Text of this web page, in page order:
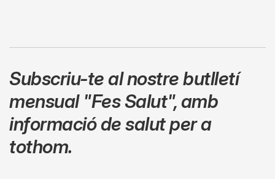
Subscriu-te al nostre butlletí
mensual "Fes Salut",amb
informació de salut per a
tothom.